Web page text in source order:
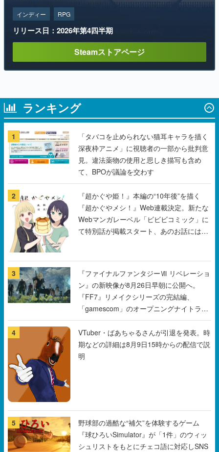
インディー RPG
リリース日：2026年第4四半期
Steamストアページ
ランキング
1
「タバコを止められない猫耳キャラを描く
深夜枠アニメ」に視聴者の一部から批判意
見。違法薬物の使用と思しき描写も含め
て、BPOが議論を交わす
2
『超かぐや姫！』本編の“10年後”を描く
『超かぐやメシ！』Web連載決定。新たな
Webマンガレーベル「ビビビコミック」に
て特別話が掲載スタート、あのお話には…
3
『ファイナルファンタジーⅦ リベレーショ
ン』の新映像が8月26日早朝に公開へ。
『FF7』リメイクシリーズの完結編、
「gamescom」のオープニングナイトライ
ブにてディレクターの浜口直樹氏が登壇す
る予定
4
VTuber・ばあちゃるさんが引退を発表。時
期などの詳細は8月9日15時からの配信で説
明
5
野球部の過酷な“補欠”を体験するゲーム
『球ひろいSimulator』が「1件」のウィッ
シュリストをもとにチェコ語に対応しSNS